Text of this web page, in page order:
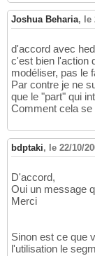
Joshua Beharia,
d'accord avec
c'est bien l'action
modéliser, pas le
Par contre je ne
que le "part" qui
Comment cela
bdptaki, le 22/10/
D'accord,
Oui un message
Merci
Sinon est ce que
l'utilisation le